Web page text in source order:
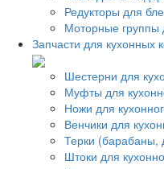
Редукторы для
Моторные группы
Запчасти для кухонных
Шестерни для
Муфты для
Ножи для
Венчики для
Терки (барабаны,
Штоки для